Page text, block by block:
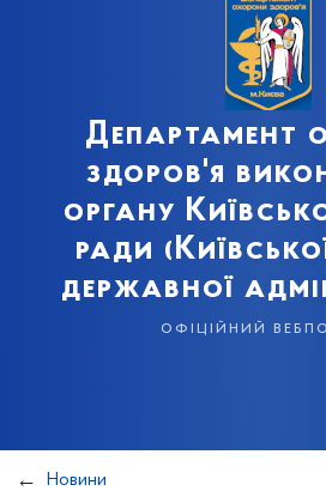
Департамент
здоров'я
органу
ради
державної
офіційний
Новини